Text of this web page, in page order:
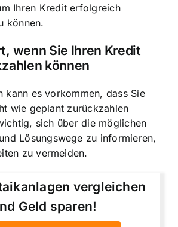
Ihren Kredit erfolgreich
können.
wenn Sie Ihren Kredit
können
kann es vorkommen, dass Sie
wie geplant zurückzahlen
sich über die möglichen
Lösungswege zu informieren,
zu vermeiden.
vergleichen
Geld sparen!